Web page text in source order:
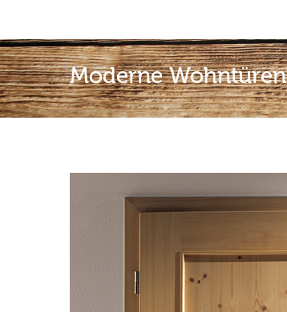
Moderne Wohntüren